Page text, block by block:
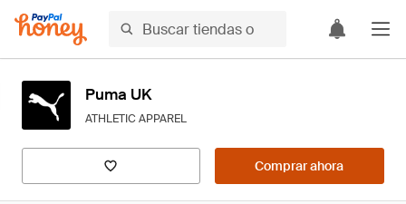
Puma UK
ATHLETIC APPAREL
Comprar ahora